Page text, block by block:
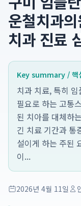
운철치과
치과 진료
Key summary / 핵
치과 치료, 특히
필요로 하는 고통
된 치아를 대체하
긴 치료 기간과 통
설이게 하는 주된
이...
2026년 4월 11일